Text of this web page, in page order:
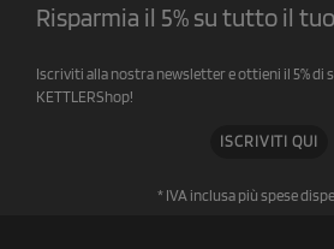
Risparmia il 5% su tutto il
Iscriviti alla nostra newsletter e ottieni il 5% di
KETTLERShop!
ISCRIVITI QUI
* IVA inclusa più spese di